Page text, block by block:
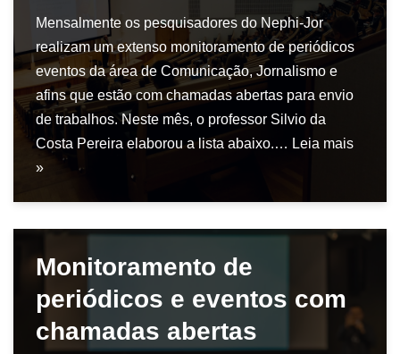
Mensalmente os pesquisadores do Nephi-Jor
realizam um extenso monitoramento de periódicos
eventos da área de Comunicação, Jornalismo e
afins que estão com chamadas abertas para envio
de trabalhos. Neste mês, o professor Silvio da
Costa Pereira elaborou a lista abaixo.… Leia mais
»
Monitoramento de
periódicos e eventos com
chamadas abertas